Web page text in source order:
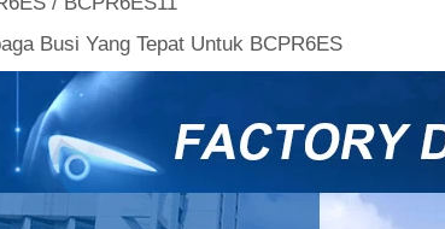
Busi Yang Tepat Untuk BCPR6ES